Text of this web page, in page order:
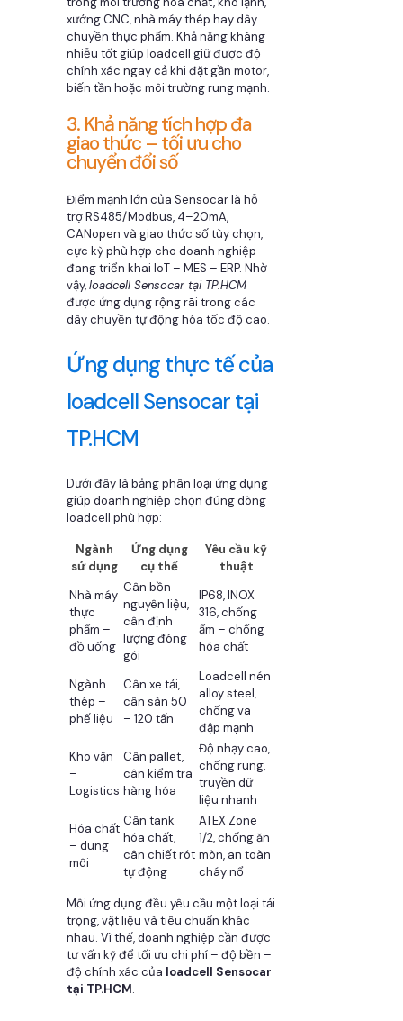
xưởng CNC, nhà máy thép hay dây
chuyền thực phẩm. Khả năng kháng
nhiễu tốt giúp loadcell giữ được độ
chính xác ngay cả khi đặt gần motor,
biến tần hoặc môi trường rung mạnh.
3. Khả năng tích hợp đa
giao thức – tối ưu cho
chuyển đổi số
Điểm mạnh lớn của Sensocar là hỗ
trợ RS485/Modbus, 4–20mA,
CANopen và giao thức số tùy chọn,
cực kỳ phù hợp cho doanh nghiệp
đang triển khai IoT – MES – ERP. Nhờ
vậy,loadcell Sensocar tại TP.HCM
được ứng dụng rộng rãi trong các
dây chuyền tự động hóa tốc độ cao.
Ứng dụng thực tế của
loadcell Sensocar tại
TP.HCM
Dưới đây là bảng phân loại ứng dụng
giúp doanh nghiệp chọn đúng dòng
loadcell phù hợp:
Ngành
sử dụng
Ứng dụng
cụ thể
Yêu cầu kỹ
thuật
Nhà máy
thực
phẩm –
đồ uống
Cân bồn
nguyên liệu,
cân định
lượng đóng
gói
IP68, INOX
316, chống
ẩm – chống
hóa chất
Ngành
thép –
phế liệu
Cân xe tải,
cân sàn 50
– 120 tấn
Loadcell nén
alloy steel,
chống va
đập mạnh
Kho vận
–
Logistics
Cân pallet,
cân kiểm tra
hàng hóa
Độ nhạy cao,
chống rung,
truyền dữ
liệu nhanh
Hóa chất
– dung
môi
Cân tank
hóa chất,
cân chiết rót
tự động
ATEX Zone
1/2, chống ăn
mòn, an toàn
cháy nổ
Mỗi ứng dụng đều yêu cầu một loại tải
trọng, vật liệu và tiêu chuẩn khác
nhau. Vì thế, doanh nghiệp cần được
tư vấn kỹ để tối ưu chi phí – độ bền –
độ chính xác của loadcell Sensocar
tại TP.HCM.